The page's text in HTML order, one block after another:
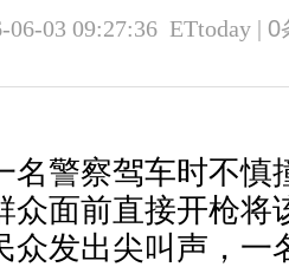
06-03 09:27:36 ETtoday | 0
名警察驾车时不慎
众面前直接开枪将
众发出尖叫声，一